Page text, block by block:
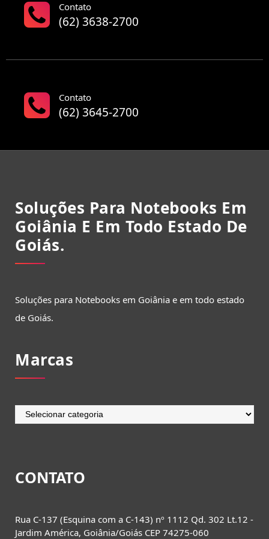
Contato
(62) 3638-2700
Contato
(62) 3645-2700
Soluções Para Notebooks Em
Goiânia E Em Todo Estado De
Goiás.
Soluções para Notebooks em Goiânia e em todo estado
de Goiás.
Marcas
Marcas
CONTATO
Rua C-137 (Esquina com a C-143) nº 1112 Qd. 302 Lt.12 -
Jardim América, Goiânia/Goiás CEP 74275-060